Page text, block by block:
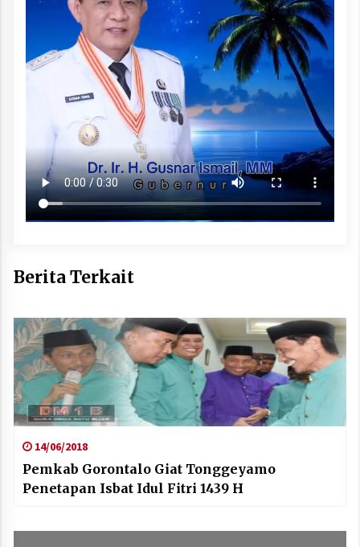
Berita Terkait
14/06/2018
Pemkab Gorontalo Giat Tonggeyamo
Penetapan Isbat Idul Fitri 1439 H